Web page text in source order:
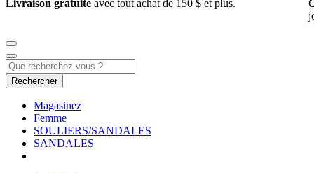
Livraison gratuite avec tout achat de 150 $ et plus.
Rechercher
Magasinez
Femme
SOULIERS/SANDALES
SANDALES